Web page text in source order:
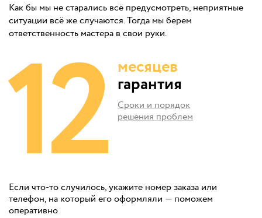
Как бы мы не старались всё предусмотреть, неприятные
ситуации всё же случаются. Тогда мы берем
ответственность мастера в свои руки.
12 месяцев
гарантия
Сроки и порядок
решения проблем
Если что-то случилось, укажите номер заказа или
телефон, на который его оформляли — поможем
оперативно